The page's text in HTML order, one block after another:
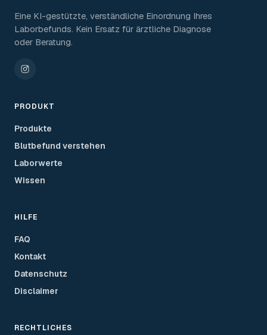
Eine KI-gestützte, verständliche Einordnung Ihres
Laborbefunds. Kein Ersatz für ärztliche Diagnose
oder Beratung.
PRODUKT
Produkte
Blutbefund verstehen
Laborwerte
Wissen
HILFE
FAQ
Kontakt
Datenschutz
Disclaimer
RECHTLICHES